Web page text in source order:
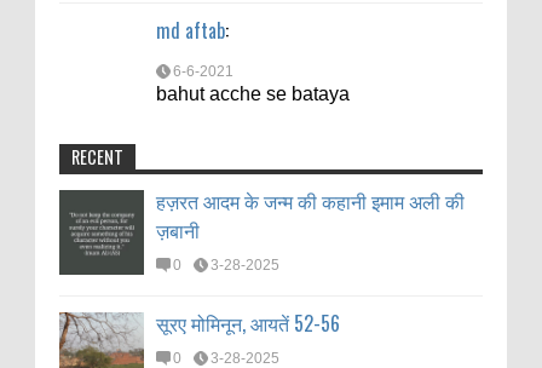
md aftab:
6-6-2021
bahut acche se bataya
RECENT
हज़रत आदम के जन्म की कहानी इमाम अली की
ज़बानी
0 3-28-2025
सूरए मोमिनून, आयतें 52-56
0 3-28-2025